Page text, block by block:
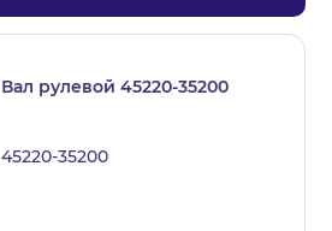
Вал рулевой 45220-35200
45220-35200